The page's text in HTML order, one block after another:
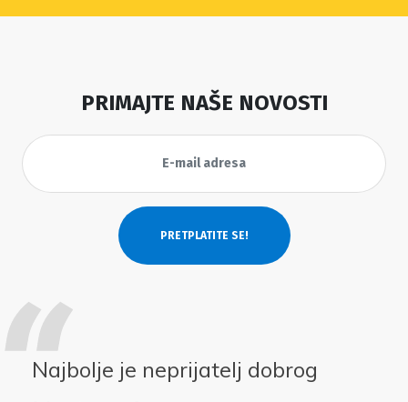
PRIMAJTE NAŠE NOVOSTI
Najbolje je neprijatelj dobrog